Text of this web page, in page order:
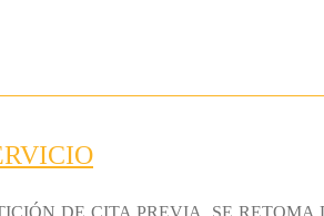
DE CITA PREVIA, SE RETOMA